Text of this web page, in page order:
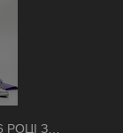
РОЦІ З